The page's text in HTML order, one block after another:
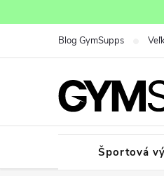
na
Blog GymSupps
Športová